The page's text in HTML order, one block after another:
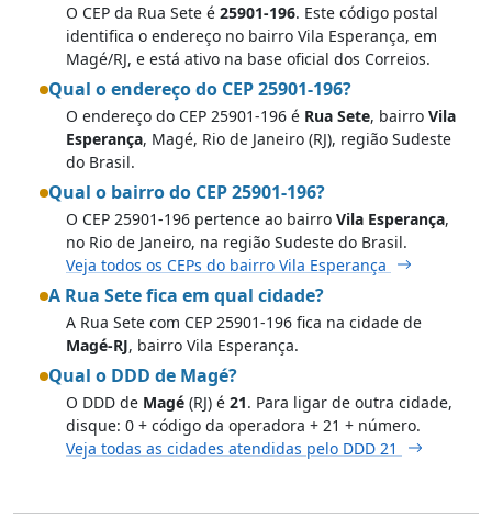
O CEP da Rua Sete é 25901-196. Este código postal
identifica o endereço no bairro Vila Esperança, em
Magé/RJ, e está ativo na base oficial dos Correios.
Qual o endereço do CEP 25901-196?
O endereço do CEP 25901-196 é Rua Sete, bairro Vila
Esperança, Magé, Rio de Janeiro (RJ), região Sudeste
do Brasil.
Qual o bairro do CEP 25901-196?
O CEP 25901-196 pertence ao bairro Vila Esperança,
no Rio de Janeiro, na região Sudeste do Brasil.
Veja todos os CEPs do bairro Vila Esperança
A Rua Sete fica em qual cidade?
A Rua Sete com CEP 25901-196 fica na cidade de
Magé-RJ, bairro Vila Esperança.
Qual o DDD de Magé?
O DDD de Magé (RJ) é 21. Para ligar de outra cidade,
disque: 0 + código da operadora + 21 + número.
Veja todas as cidades atendidas pelo DDD 21